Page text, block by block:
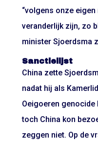
“volgens onze
veranderlijk zijn, zo
minister Sjoerdsma
Sanctielijst
China zette
nadat hij als
Oeigoeren genocide
toch China kon
zeggen niet. Op de